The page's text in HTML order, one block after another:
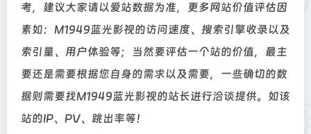
考，建议大家请以爱站数据为准，更多网站价值评估因
素如：M1949蓝光影视的访问速度、搜索引擎收录以及
索引量、用户体验等；当然要评估一个站的价值，最主
要还是需要根据您自身的需求以及需要，一些确切的数
据则需要找M1949蓝光影视的站长进行洽谈提供。如该
站的IP、PV、跳出率等！